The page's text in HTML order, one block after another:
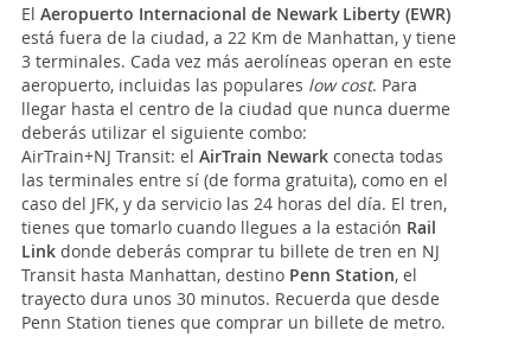
El Aeropuerto Internacional de Newark Liberty (EWR)
está fuera de la ciudad, a 22 Km de Manhattan, y tiene
3 terminales. Cada vez más aerolíneas operan en este
aeropuerto, incluidas las populares low cost. Para
llegar hasta el centro de la ciudad que nunca duerme
deberás utilizar el siguiente combo:
AirTrain+NJ Transit: el AirTrain Newark conecta todas
las terminales entre sí (de forma gratuita), como en el
caso del JFK, y da servicio las 24 horas del día. El tren,
tienes que tomarlo cuando llegues a la estación Rail
Link donde deberás comprar tu billete de tren en NJ
Transit hasta Manhattan, destino Penn Station, el
trayecto dura unos 30 minutos. Recuerda que desde
Penn Station tienes que comprar un billete de metro.